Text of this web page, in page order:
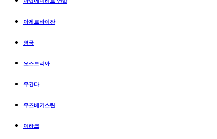
아제르바이잔
영국
오스트리아
우간다
우즈베키스탄
이라크